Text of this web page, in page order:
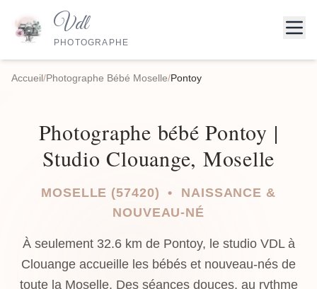
Vdl
PHOTOGRAPHE
Accueil/Photographe Bébé Moselle/Pontoy
Photographe bébé Pontoy |
Studio Clouange, Moselle
MOSELLE (57420) • NAISSANCE &
NOUVEAU-NÉ
À seulement 32.6 km de Pontoy, le studio VDL à
Clouange accueille les bébés et nouveau-nés de
toute la Moselle. Des séances douces, au rythme